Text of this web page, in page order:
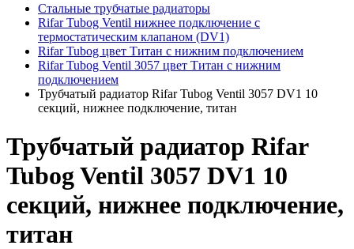
Стальные трубчатые радиаторы
Rifar Tubog Ventil нижнее подключение с
термостатическим клапаном (DV1)
Rifar Tubog цвет Титан с нижним подключением
Rifar Tubog Ventil 3057 цвет Титан с нижним
подключением
Трубчатый радиатор Rifar Tubog Ventil 3057 DV1 10
секций, нижнее подключение, титан
Трубчатый радиатор Rifar
Tubog Ventil 3057 DV1 10
секций, нижнее подключение,
титан